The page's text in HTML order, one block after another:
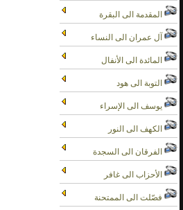
المقدمة الى البقرة
آل عمران الى النساء
المائدة الى الأنفال
التوبة الى هود
يوسف الى الإسراء
الكهف الى النور
الفرقان الى السجدة
الأحزاب الى غافر
فصّلت الى الممتحنة